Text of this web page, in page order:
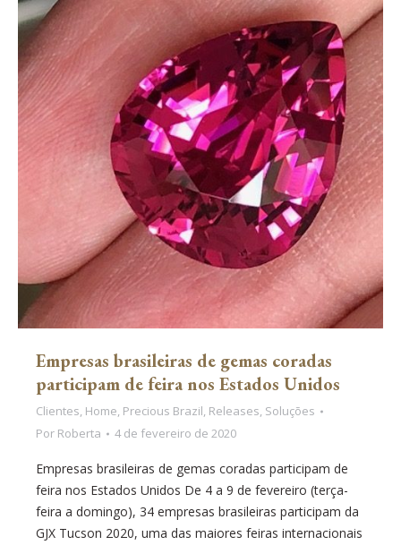
Empresas brasileiras de gemas coradas
participam de feira nos Estados Unidos
Clientes, Home, Precious Brazil, Releases, Soluções
Por Roberta 4 de fevereiro de 2020
Empresas brasileiras de gemas coradas participam de
feira nos Estados Unidos De 4 a 9 de fevereiro (terça-
feira a domingo), 34 empresas brasileiras participam da
GJX Tucson 2020, uma das maiores feiras internacionais